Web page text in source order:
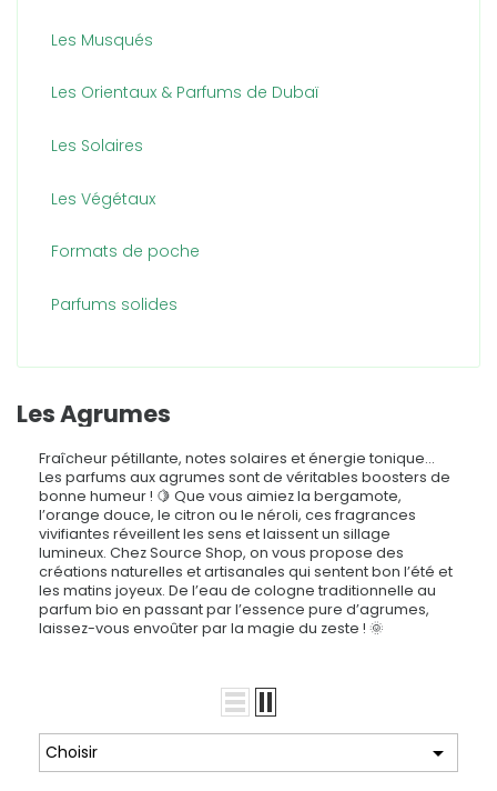
Les Musqués
Les Orientaux & Parfums de Dubaï
Les Solaires
Les Végétaux
Formats de poche
Parfums solides
Les Agrumes
Fraîcheur pétillante, notes solaires et énergie tonique…
Les parfums aux agrumes sont de véritables boosters de
bonne humeur ! 🍋 Que vous aimiez la bergamote,
l’orange douce, le citron ou le néroli, ces fragrances
vivifiantes réveillent les sens et laissent un sillage
lumineux. Chez Source Shop, on vous propose des
créations naturelles et artisanales qui sentent bon l’été et
les matins joyeux. De l’eau de cologne traditionnelle au
parfum bio en passant par l’essence pure d’agrumes,
laissez-vous envoûter par la magie du zeste ! 🌞
Choisir 